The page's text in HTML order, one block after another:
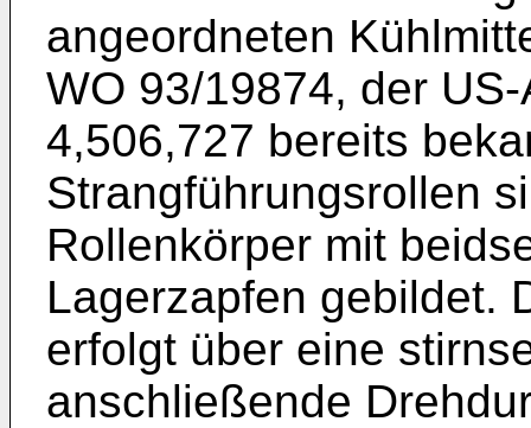
angeordneten
WO 93/19874, der
4,506,727 bereits
Strangführungsrollen
Rollenkörper mit
Lagerzapfen gebildet.
erfolgt über eine
anschließende